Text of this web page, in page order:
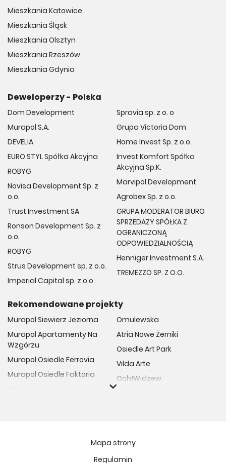
Mieszkania Katowice
Mieszkania Śląsk
Mieszkania Olsztyn
Mieszkania Rzeszów
Mieszkania Gdynia
Deweloperzy - Polska
Dom Development
Murapol S.A.
DEVELIA
EURO STYL Spółka Akcyjna
ROBYG
Novisa Development Sp. z
o.o.
Trust Investment SA
Ronson Development Sp. z
o.o.
ROBYG
Strus Development sp. z o.o.
Imperial Capital sp. z o.o
Spravia sp. z o. o
Grupa Victoria Dom
Home Invest Sp. z o.o.
Invest Komfort Spółka
Akcyjna Sp.K.
Marvipol Development
Agrobex Sp. z o.o.
GRUPA MODERATOR BIURO
SPRZEDAŻY SPÓŁKA Z
OGRANICZONĄ
ODPOWIEDZIALNOŚCIĄ
Henniger Investment S.A.
TREMEZZO SP. Z O.O.
Rekomendowane projekty
Murapol Siewierz Jeziorna
Murapol Apartamenty Na
Wzgórzu
Murapol Osiedle Ferrovia
Murapol Osiedle Faktoria
Murapol Osiedle Szafirove
Omulewska
Atria Nowe Żerniki
Osiedle Art Park
Vilda Arte
Och!Widzew
Mapa strony
Regulamin